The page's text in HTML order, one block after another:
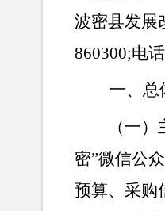
波密县发展
860300;电
一、总
（一
密”微信公
预算、采购